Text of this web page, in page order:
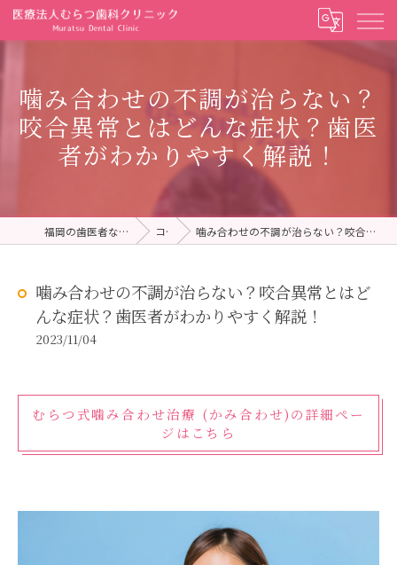
噛み合わせの不調が治らない？
咬合異常とはどんな症状？歯医
者がわかりやすく解説！
福岡の歯医者ならむらつ歯科クリニック コラム 噛み合わせの不調が治らない？咬合異常とはどんな症状？歯医者がわかりやすく解説！
噛み合わせの不調が治らない？咬合異常とはど
んな症状？歯医者がわかりやすく解説！
2023/11/04
むらつ式噛み合わせ治療 (かみ合わせ)の詳細ペー
ジはこちら